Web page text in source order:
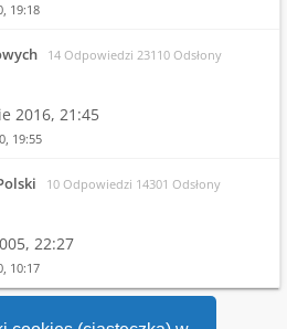
19:18
14 Odpowiedzi 23110 Odsłony
2016, 21:45
19:55
10 Odpowiedzi 14301 Odsłony
22:27
10:17